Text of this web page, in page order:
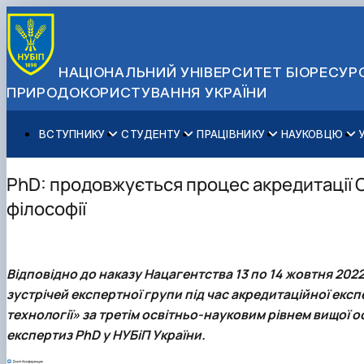
НАЦІОНАЛЬНИЙ УНІВЕРСИТЕТ
ПРИРОДОКОРИСТУВАННЯ УКРАЇНИ
ВСТУПНИКУ
Вступ до НУБіП України 2026
Правила прийому
Для осіб з тимчасово окупованих територій
Для іноземців / For foreigners
Військова освіта
СТУДЕНТУ
Навчання
Позанавчальна діяльність
Студентське самоврядування
ПРАЦІВНИКУ
Освітній процес
Довідкова інформація
Профспілкова організація
НАУКОВЦЮ
Наукова діяльність
Захисти дисертацій
Законодавче та нормативне забезпечення
Наукові видання
Наука для бізнесу
Управління і самоврядування
Офіційні документи
Стратегія розвитку на період 2026-2030рр.
Офіційна символіка
Антикорупційні заходи
Гендерна радниця
Контактна інформація
PhD: продовжується процес акредитації
філософії
Відповідно до наказу Нацагентства 13 по 14 жовтня
зустрічей експертної групи під час акредитаційної
технології»за третім освітньо-науковим рівнем
експертиз PhD у НУБіП України.